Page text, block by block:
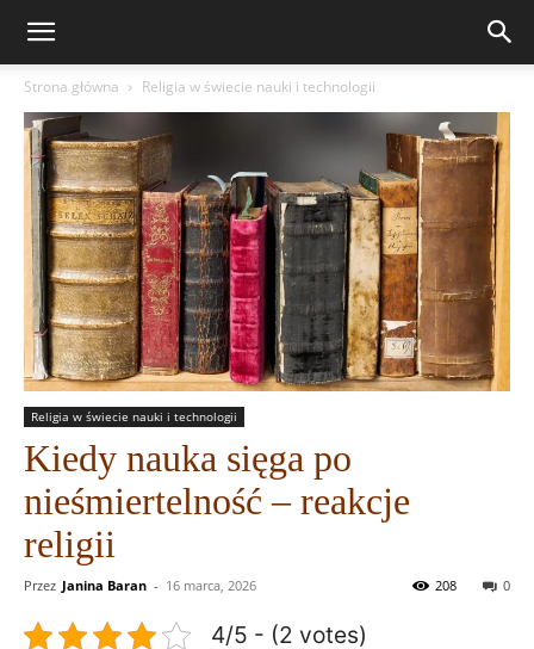
Strona główna Religia w świecie nauki i technologii
Religia w świecie nauki i technologii
Kiedy nauka sięga po
nieśmiertelność – reakcje
religii
Przez Janina Baran - 16 marca, 2026 0
208
4/5 - (2 votes)